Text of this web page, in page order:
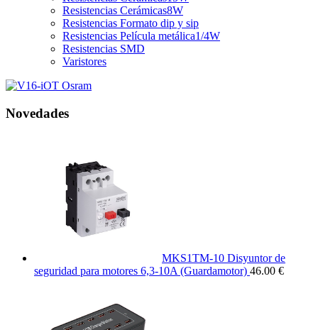
Resistencias Cerámicas8W
Resistencias Formato dip y sip
Resistencias Película metálica1/4W
Resistencias SMD
Varistores
Novedades
MKS1TM-10 Disyuntor de
seguridad para motores 6,3-10A (Guardamotor) 46.00 €